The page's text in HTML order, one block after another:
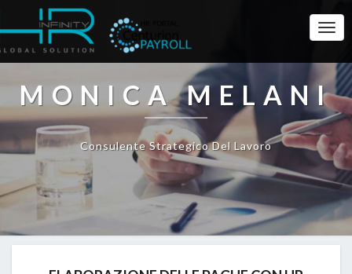
MONICA MELANI
Consulente Strategico Del Lavoro